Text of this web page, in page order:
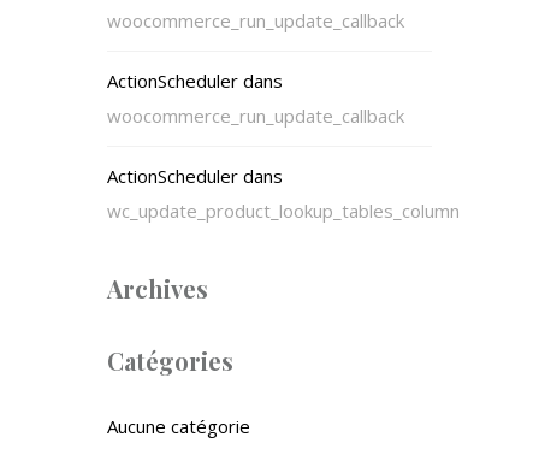
woocommerce_run_update_callback
ActionScheduler dans
woocommerce_run_update_callback
ActionScheduler dans
wc_update_product_lookup_tables_column
Archives
Catégories
Aucune catégorie